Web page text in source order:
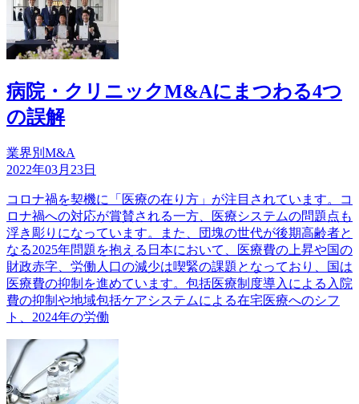
病院・クリニックM&Aにまつわる4つ
の誤解
業界別M&A
2022年03月23日
コロナ禍を契機に「医療の在り方」が注目されています。コ
ロナ禍への対応が賞賛される一方、医療システムの問題点も
浮き彫りになっています。また、団塊の世代が後期高齢者と
なる2025年問題を抱える日本において、医療費の上昇や国の
財政赤字、労働人口の減少は喫緊の課題となっており、国は
医療費の抑制を進めています。包括医療制度導入による入院
費の抑制や地域包括ケアシステムによる在宅医療へのシフ
ト、2024年の労働